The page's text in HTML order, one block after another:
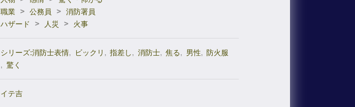
職業
> 公務員 > 消防署員
ハザード
> 人災 > 火事
シリーズ:消防士表情, ビックリ , 指差し, 消防士, 焦る, 男性, 防火服
, 驚く
イテ吉